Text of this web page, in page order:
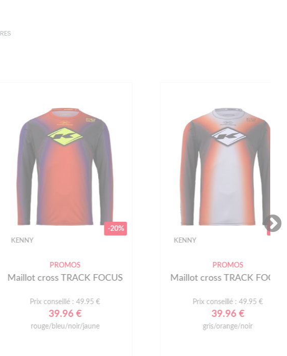
TRACK FOCUS
conseillé : 49.95 €
bleu/noir/jaune
Maillot cross TRACK FOCUS
Prix conseillé : 49.95 €
gris/orange/noir